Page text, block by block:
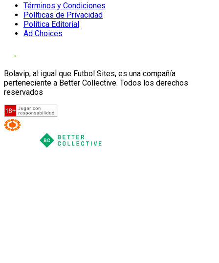
Términos y Condiciones
Políticas de Privacidad
Política Editorial
Ad Choices
Bolavip, al igual que Futbol Sites, es una compañía
perteneciente a Better Collective. Todos los derechos
reservados